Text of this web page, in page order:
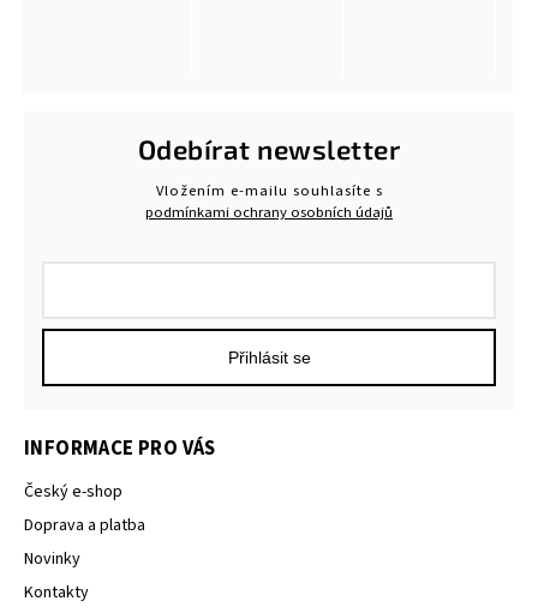
INFORMACE PRO VÁS
Český e-shop
Doprava a platba
Novinky
Kontakty
Odebírat newsletter
Vložením e-mailu souhlasíte s
podmínkami ochrany osobních údajů
Přihlásit se